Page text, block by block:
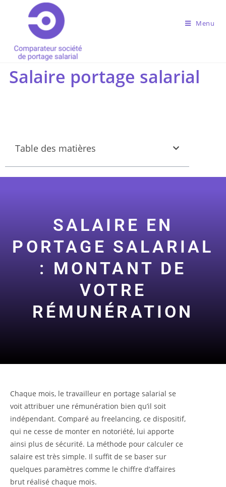
Menu
Salaire portage salarial
Table des matières
SALAIRE EN
PORTAGE SALARIAL
: MONTANT DE
VOTRE
RÉMUNÉRATION
Chaque mois, le travailleur en portage salarial se
voit attribuer une rémunération bien qu’il soit
indépendant. Comparé au freelancing, ce dispositif,
qui ne cesse de monter en notoriété, lui apporte
ainsi plus de sécurité. La méthode pour calculer ce
salaire est très simple. Il suffit de se baser sur
quelques paramètres comme le chiffre d’affaires
brut réalisé chaque mois.